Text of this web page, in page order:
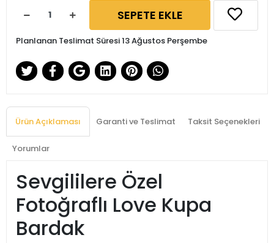
SEPETE EKLE
Planlanan Teslimat Süresi 13 Ağustos Perşembe
Ürün Açıklaması Garanti ve Teslimat Taksit Seçenekleri
Yorumlar
Sevgililere Özel
Fotoğraflı Love Kupa
Bardak